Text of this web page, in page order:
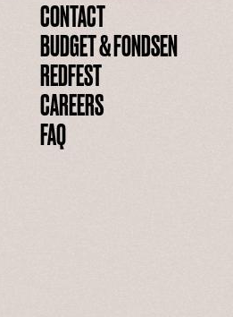
CONTACT
BUDGET & FONDSEN
REDFEST
CAREERS
FAQ